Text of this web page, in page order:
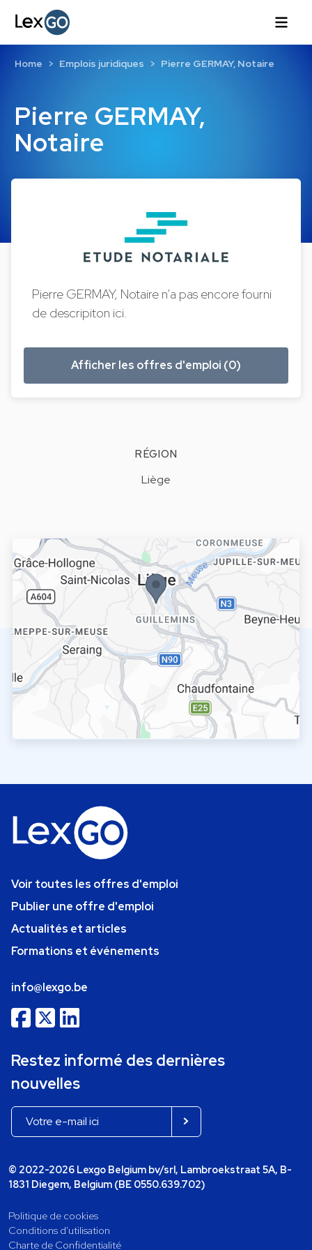
Pierre GERMAY,
Notaire
Home Emplois juridiques Pierre GERMAY, Notaire
Pierre GERMAY, Notaire n'a pas encore fourni
de descripiton ici.
Afficher les offres d'emploi (0)
RÉGION
Liège
Voir toutes les offres d'emploi
Publier une offre d'emploi
Actualités et articles
Formations et événements
info@lexgo.be
Restez informé des dernières
nouvelles
© 2022-2026 Lexgo Belgium bv/srl, Lambroekstraat 5A, B-
1831 Diegem, Belgium (BE 0550.639.702)
Politique de cookies
Conditions d'utilisation
Charte de Confidentialité